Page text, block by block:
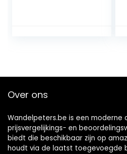
Over ons
Wandelpeters.be is een moderne
prijsvergelijkings- en
biedt die beschikbaar zijn op
houdt via de laatst toegevoegde